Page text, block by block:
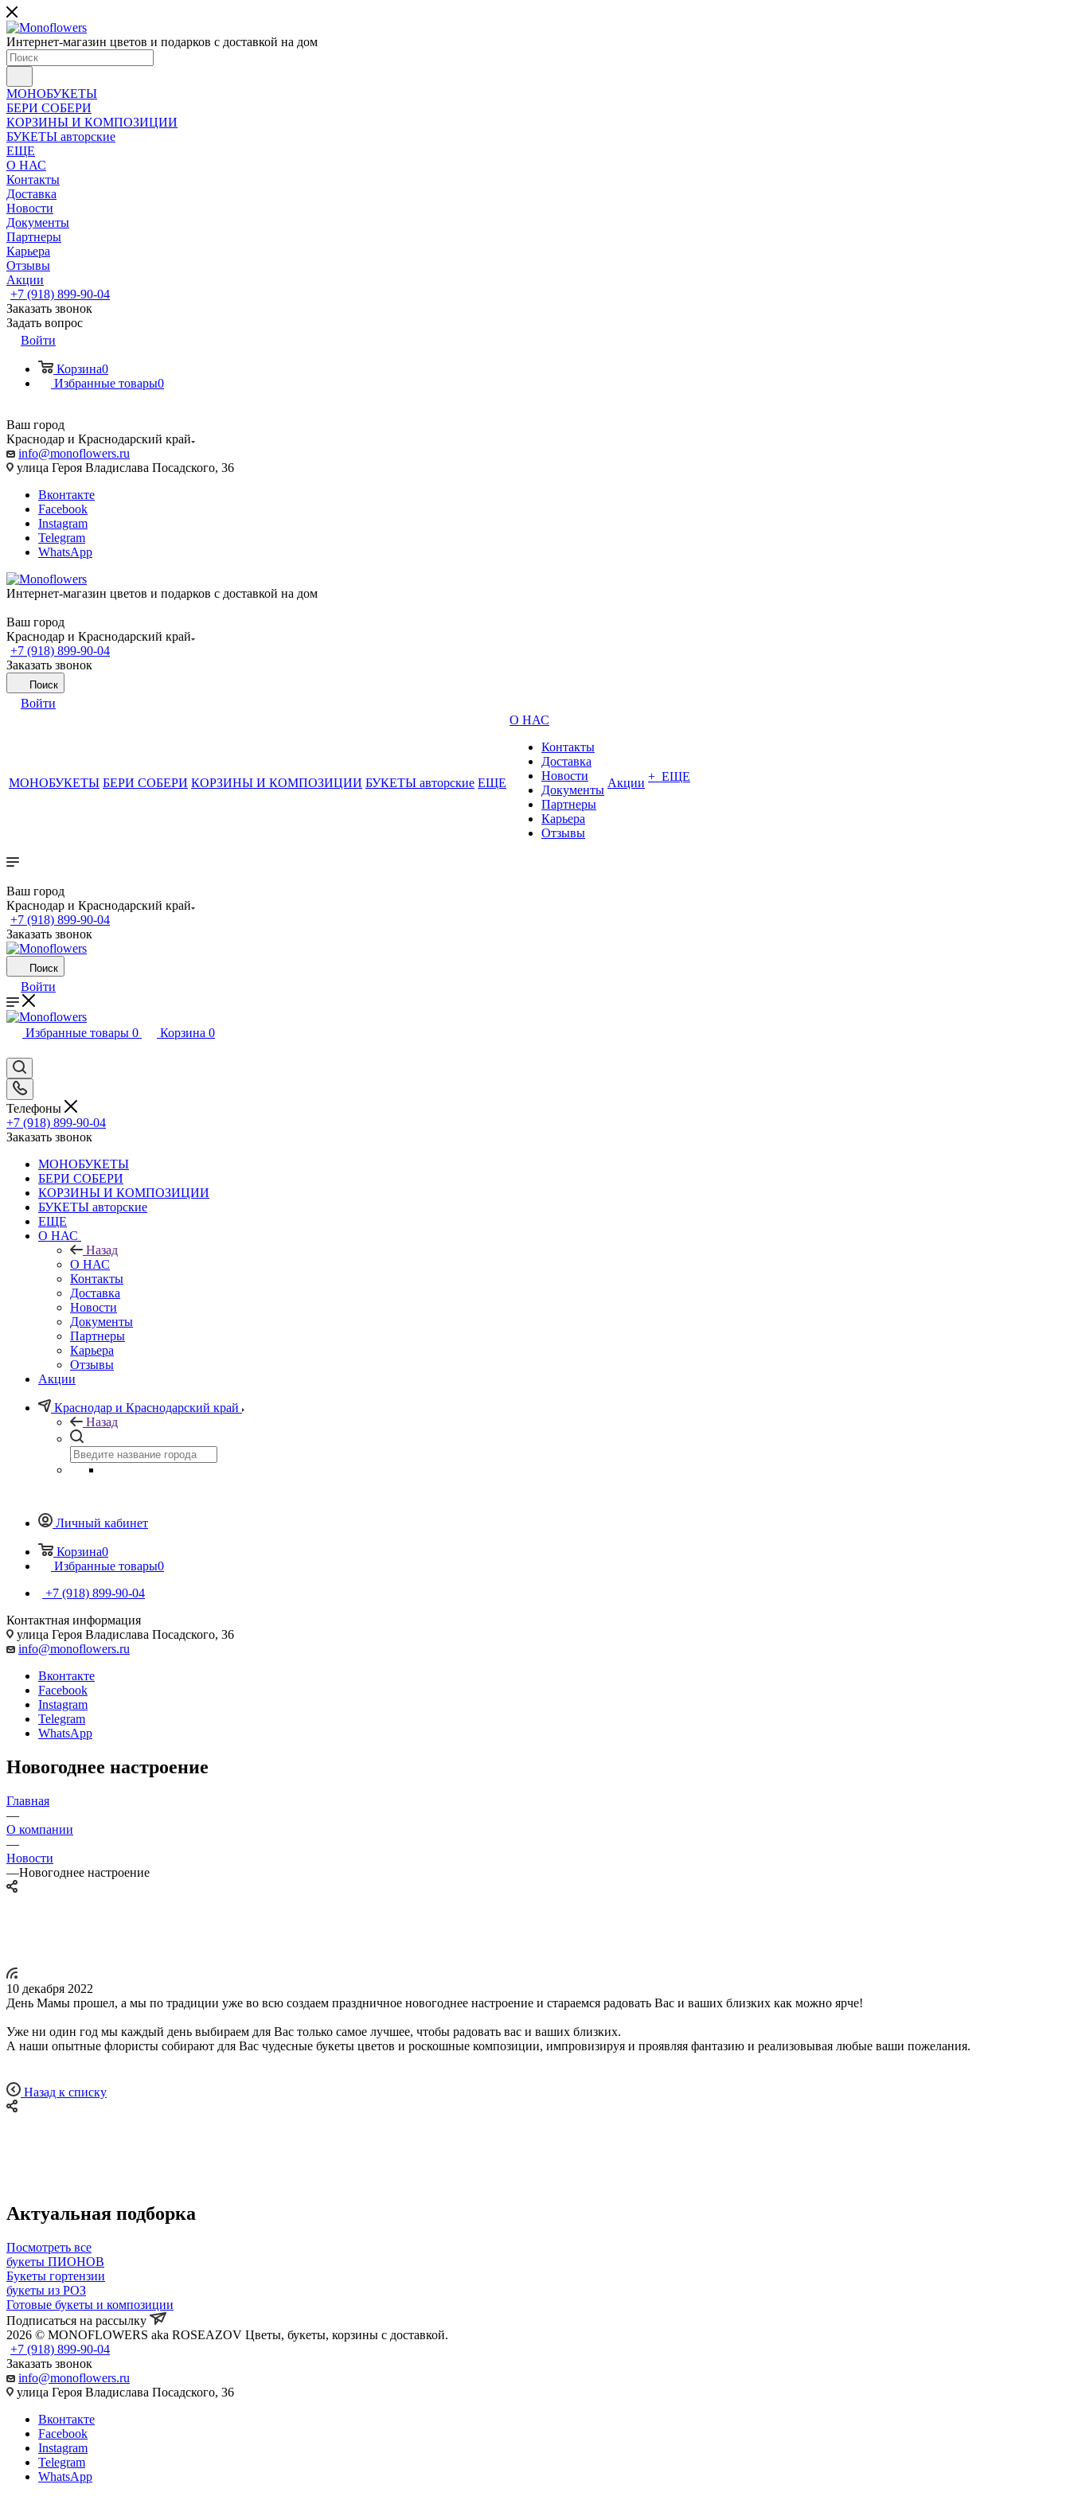
Интернет-магазин цветов и подарков с доставкой на дом
МОНОБУКЕТЫ
БЕРИ СОБЕРИ
КОРЗИНЫ И КОМПОЗИЦИИ
БУКЕТЫ авторские
ЕЩЕ
О НАС
Контакты
Доставка
Новости
Документы
Партнеры
Карьера
Отзывы
Акции
+7 (918) 899-90-04
Заказать звонок
Задать вопрос
Войти
Корзина0
Избранные товары0
Ваш город
Краснодар и Краснодарский край
info@monoflowers.ru
улица Героя Владислава Посадского, 36
Вконтакте
Facebook
Instagram
Telegram
WhatsApp
Интернет-магазин цветов и подарков с доставкой на дом
Ваш город
Краснодар и Краснодарский край
+7 (918) 899-90-04
Заказать звонок
Поиск
Войти
МОНОБУКЕТЫ БЕРИ СОБЕРИ КОРЗИНЫ И КОМПОЗИЦИИ БУКЕТЫ авторские ЕЩЕ
О НАС
Контакты
Доставка
Новости
Документы
Партнеры
Карьера
Отзывы
Акции + ЕЩЕ
Ваш город
Краснодар и Краснодарский край
+7 (918) 899-90-04
Заказать звонок
Поиск
Войти
Избранные товары 0 Корзина 0
Телефоны
+7 (918) 899-90-04
Заказать звонок
МОНОБУКЕТЫ
БЕРИ СОБЕРИ
КОРЗИНЫ И КОМПОЗИЦИИ
БУКЕТЫ авторские
ЕЩЕ
О НАС
Назад
О НАС
Контакты
Доставка
Новости
Документы
Партнеры
Карьера
Отзывы
Акции
Краснодар и Краснодарский край
Назад
Личный кабинет
Корзина0
Избранные товары0
+7 (918) 899-90-04
Контактная информация
улица Героя Владислава Посадского, 36
info@monoflowers.ru
Вконтакте
Facebook
Instagram
Telegram
WhatsApp
Новогоднее настроение
Главная
—
О компании
—
Новости
—Новогоднее настроение
10 декабря 2022
День Мамы прошел, а мы по традиции уже во всю создаем праздничное новогоднее настроение и стараемся радовать Вас и ваших близких как можно ярче!
Уже ни один год мы каждый день выбираем для Вас только самое лучшее, чтобы радовать вас и ваших близких.
А наши опытные флористы собирают для Вас чудесные букеты цветов и роскошные композиции, импровизируя и проявляя фантазию и реализовывая любые ваши пожелания.
Назад к списку
Актуальная подборка
Посмотреть все
букеты ПИОНОВ
Букеты гортензии
букеты из РОЗ
Готовые букеты и композиции
Подписаться на рассылку
2026 © MONOFLOWERS aka ROSEAZOV Цветы, букеты, корзины с доставкой.
+7 (918) 899-90-04
Заказать звонок
info@monoflowers.ru
улица Героя Владислава Посадского, 36
Вконтакте
Facebook
Instagram
Telegram
WhatsApp